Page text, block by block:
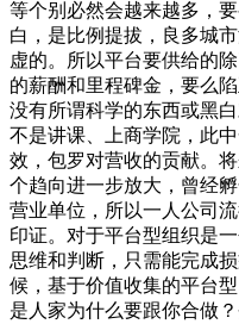
等个别必然会越来越多，
白，是比例提拔，良多城
虚的。所以平台要供给的
的薪酬和里程碑金，要么
没有所谓科学的东西或黑
不是讲课、上商学院，此
效，包罗对营收的贡献。
个趋向进一步放大，曾经
营业单位，所以一人公司
印证。对于平台型组织是
思维和判断，只需能完成
候，基于价值收集的平台
是人家为什么要跟你合做